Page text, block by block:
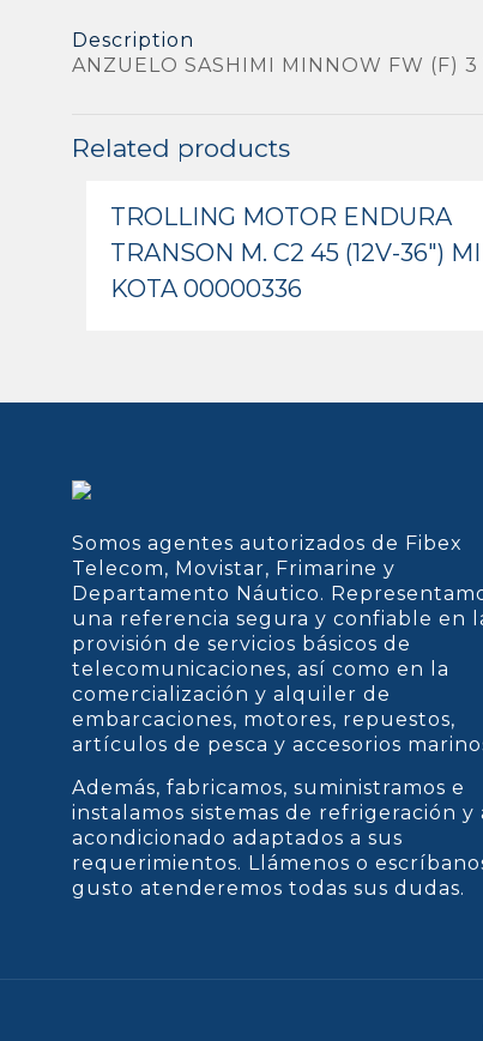
Description
ANZUELO SASHIMI MINNOW FW (F)
Related products
TROLLING MOTOR ENDURA
TRANSON M. C2 45 (12V-36″)
KOTA 00000336
Somos agentes autorizados de Fibex
Telecom, Movistar, Frimarine y
Departamento Náutico.
una referencia segura y confiable en
provisión de servicios básicos de
telecomunicaciones, así como en la
comercialización y alquiler de
embarcaciones, motores, repuestos,
artículos de pesca y accesorios
Además, fabricamos, suministramos e
instalamos sistemas de refrigeración y
acondicionado adaptados a sus
requerimientos. Llámenos o
gusto atenderemos todas sus dudas.